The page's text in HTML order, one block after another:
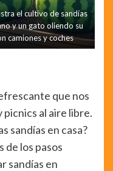
el cultivo de sandías
y un gato oliendo su
camiones y coches
que nos
picnics al aire libre.
sandías en casa?
de los pasos
sandías en